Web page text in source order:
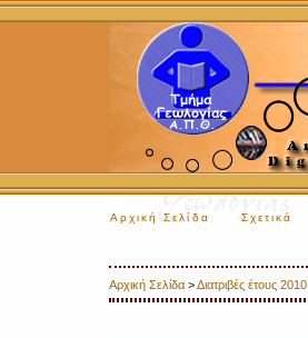
Αρχική Σελίδα Σχετικά
Αρχική Σελίδα >Διατριβές έτους 2010